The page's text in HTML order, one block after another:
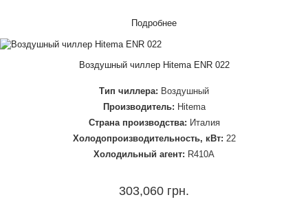
Подробнее
Воздушный чиллер Hitema ENR 022
Тип чиллера: Воздушный
Производитель: Hitema
Страна производства: Италия
Холодопроизводительность, кВт: 22
Холодильный агент: R410A
303,060 грн.